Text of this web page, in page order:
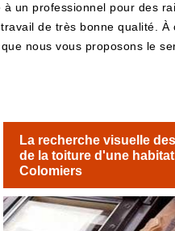
un professionnel pour des
de très bonne qualité.
nous vous proposons le
La recherche visuelle
de la toiture d'une
Colomiers